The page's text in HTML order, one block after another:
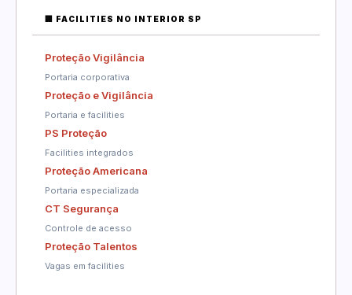
🏢 FACILITIES NO INTERIOR SP
Proteção Vigilância
Portaria corporativa
Proteção e Vigilância
Portaria e facilities
PS Proteção
Facilities integrados
Proteção Americana
Portaria especializada
CT Segurança
Controle de acesso
Proteção Talentos
Vagas em facilities